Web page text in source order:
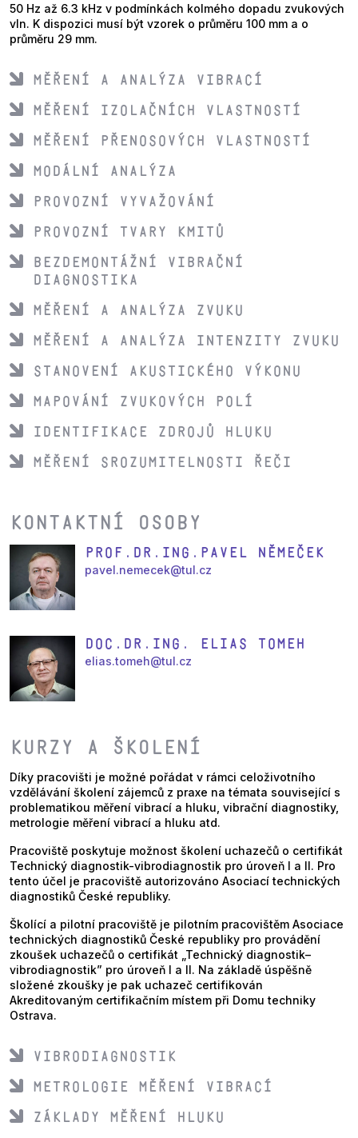
50 Hz až 6.3 kHz v podmínkách kolmého dopadu zvukových
vln. K dispozici musí být vzorek o průměru 100 mm a o
průměru 29 mm.
Měření a analýza vibrací
Měření izolačních vlastností
Měření přenosových vlastností
Modální analýza
Provozní vyvažování
Provozní tvary kmitů
Bezdemontážní vibrační
diagnostika
Měření a analýza zvuku
Měření a analýza intenzity zvuku
Stanovení akustického výkonu
Mapování zvukových polí
Identifikace zdrojů hluku
Měření srozumitelnosti řeči
Kontaktní osoby
Prof.Dr.Ing.Pavel Němeček
pavel.nemecek@tul.cz
Doc.Dr.Ing. Elias Tomeh
elias.tomeh@tul.cz
Kurzy a školení
Díky pracovišti je možné pořádat v rámci celoživotního
vzdělávání školení zájemců z praxe na témata související s
problematikou měření vibrací a hluku, vibrační diagnostiky,
metrologie měření vibrací a hluku atd.
Pracoviště poskytuje možnost školení uchazečů o certifikát
Technický diagnostik-vibrodiagnostik pro úroveň I a II. Pro
tento účel je pracoviště autorizováno Asociací technických
diagnostiků České republiky.
Školící a pilotní pracoviště je pilotním pracovištěm Asociace
technických diagnostiků České republiky pro provádění
zkoušek uchazečů o certifikát „Technický diagnostik–
vibrodiagnostik” pro úroveň I a II. Na základě úspěšně
složené zkoušky je pak uchazeč certifikován
Akreditovaným certifikačním místem při Domu techniky
Ostrava.
Vibrodiagnostik
Metrologie měření vibrací
Základy měření hluku